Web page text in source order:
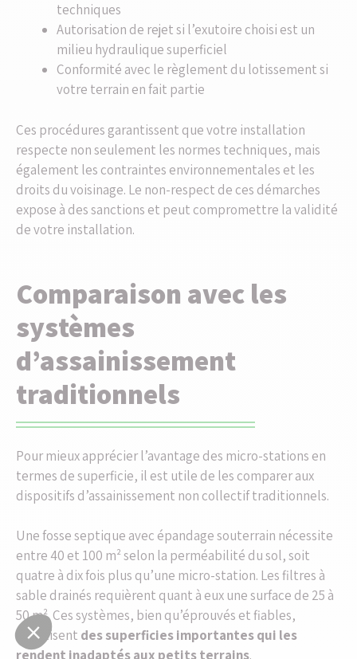
techniques
Autorisation de rejet si l’exutoire choisi est un
milieu hydraulique superficiel
Conformité avec le règlement du lotissement si
votre terrain en fait partie
Ces procédures garantissent que votre installation
respecte non seulement les normes techniques, mais
également les contraintes environnementales et les
droits du voisinage. Le non-respect de ces démarches
expose à des sanctions et peut compromettre la validité
de votre installation.
Comparaison avec les
systèmes
d’assainissement
traditionnels
Pour mieux apprécier l’avantage des micro-stations en
termes de superficie, il est utile de les comparer aux
dispositifs d’assainissement non collectif traditionnels.
Une fosse septique avec épandage souterrain nécessite
entre 40 et 100 m² selon la perméabilité du sol, soit
quatre à dix fois plus qu’une micro-station. Les filtres à
sable drainés requièrent quant à eux une surface de 25 à
50 m². Ces systèmes, bien qu’éprouvés et fiables,
mobilisent des superficies importantes qui les
rendent inadaptés aux petits terrains.